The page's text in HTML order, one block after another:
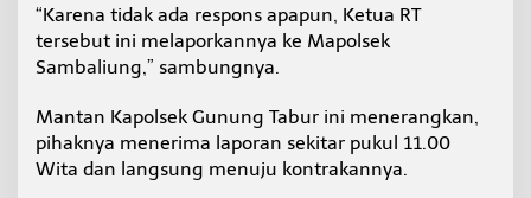
“Karena tidak ada respons apapun, Ketua RT
tersebut ini melaporkannya ke Mapolsek
Sambaliung,” sambungnya.
Mantan Kapolsek Gunung Tabur ini menerangkan,
pihaknya menerima laporan sekitar pukul 11.00
Wita dan langsung menuju kontrakannya.